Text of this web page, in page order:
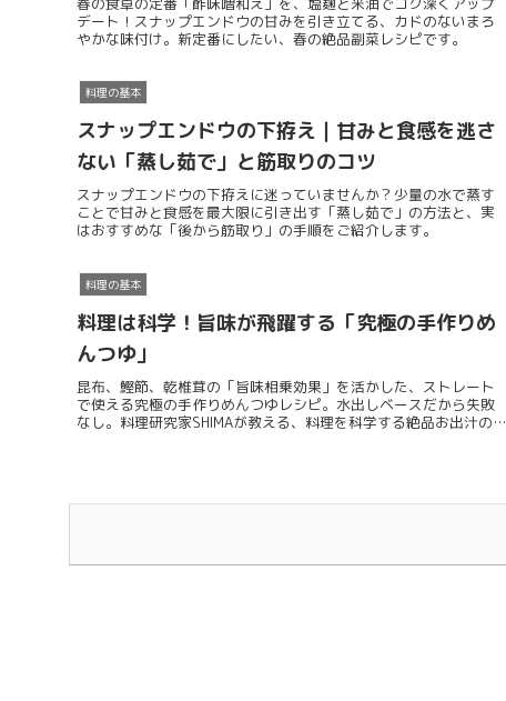
デート！スナップエンドウの甘みを引き立てる、カドのないまろ
やかな味付け。新定番にしたい、春の絶品副菜レシピです。
料理の基本
スナップエンドウの下拵え｜甘みと食感を逃さ
ない「蒸し茹で」と筋取りのコツ
スナップエンドウの下拵えに迷っていませんか？少量の水で蒸す
ことで甘みと食感を最大限に引き出す「蒸し茹で」の方法と、実
はおすすめな「後から筋取り」の手順をご紹介します。
料理の基本
料理は科学！旨味が飛躍する「究極の手作りめ
んつゆ」
昆布、鰹節、乾椎茸の「旨味相乗効果」を活かした、ストレート
で使える究極の手作りめんつゆレシピ。水出しベースだから失敗
なし。料理研究家SHIMAが教える、料理を科学する絶品お出汁の作